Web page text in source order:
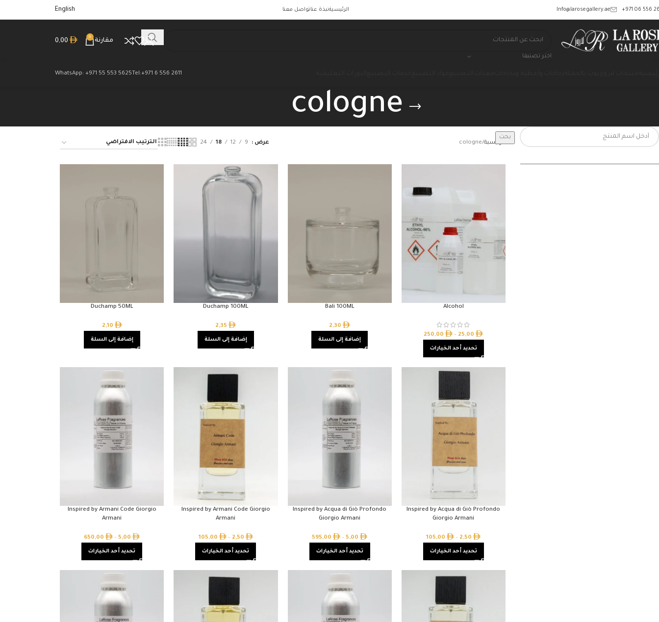
‎+971 06 556
Info@larosegallery.ae الرئيسيةنبذة عناتواصل معنا English
اختر تصنيفا
مقارنة
0
0,00
Tel:+971 6 556 2611
WhatsApp: +971 55 553 5625
cologne
بحث
الرئيسية cologne عرض 9
12
18
24
Alcohol
25,00
–
250,00
تحديد أحد الخيارات
Bali 100ML
2,30
إضافة إلى السلة
Duchamp 100ML
2,35
إضافة إلى السلة
Duchamp 50ML
2,10
إضافة إلى السلة
Inspired by Acqua di Giò Profondo
Giorgio Armani
2,50
–
105,00
تحديد أحد الخيارات
Inspired by Acqua di Giò Profondo
Giorgio Armani
5,00
–
595,00
تحديد أحد الخيارات
Inspired by Armani Code Giorgio
Armani
2,50
–
105,00
تحديد أحد الخيارات
Inspired by Armani Code Giorgio
Armani
5,00
–
650,00
تحديد أحد الخيارات